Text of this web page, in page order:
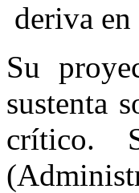
deriva
Su
sustenta
crítico.